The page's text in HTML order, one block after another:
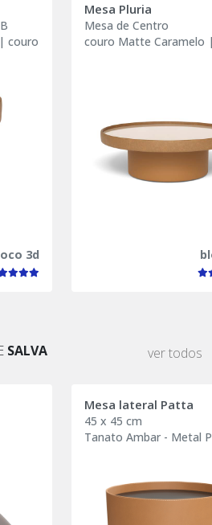
couro Bravo Amêndoa
3d
Mesa Pluria
Mesa de Centro
couro Matte Caramelo
SALVA ver todos
Mesa lateral Patta
45 x 45 cm
Tanato Ambar - Metal